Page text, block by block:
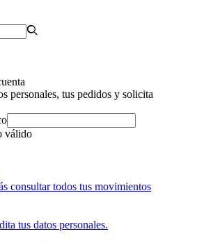
personales, tus pedidos y solicita
válido
consultar todos tus movimientos
tus datos personales.